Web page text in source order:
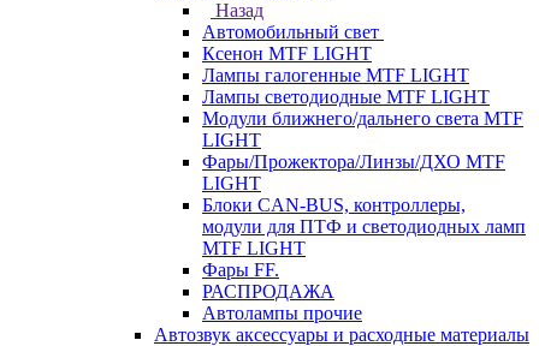
Назад
Автомобильный свет
Ксенон MTF LIGHT
Лампы галогенные MTF LIGHT
Лампы светодиодные MTF LIGHT
Модули ближнего/дальнего света MTF
LIGHT
Фары/Прожектора/Линзы/ДХО MTF
LIGHT
Блоки CAN-BUS, контроллеры,
модули для ПТФ и светодиодных ламп
MTF LIGHT
Фары FF.
РАСПРОДАЖА
Автолампы прочие
Автозвук аксессуары и расходные материалы